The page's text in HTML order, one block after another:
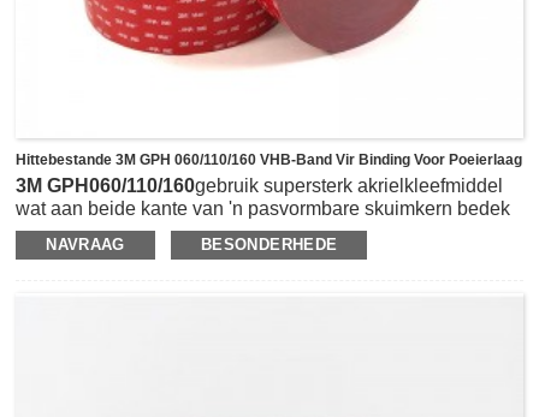
Hittebestande 3M GPH 060/110/160 VHB-Band Vir Binding Voor Poeierlaag
3M GPH060/110/160gebruik supersterk akrielkleefmiddel
wat aan beide kante van 'n pasvormbare skuimkern bedek
is.Dit is grys, 0,025 in (0,6 mm)/ 0,045 in (1,1 mm)/0,062”
(1,6 mm) met stanswerk om verskeie breedtes of
NAVRAAG BESONDERHEDE